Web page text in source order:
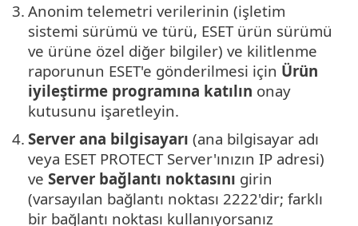
3. Anonim telemetri verilerinin (işletim
sistemi sürümü ve türü, ESET ürün sürümü
ve ürüne özel diğer bilgiler) ve kilitlenme
raporunun ESET'e gönderilmesi için Ürün
iyileştirme programına katılın onay
kutusunu işaretleyin.
4. Server ana bilgisayarı (ana bilgisayar adı
veya ESET PROTECT Server'ınızın IP adresi)
ve Server bağlantı noktasını girin
(varsayılan bağlantı noktası 2222'dir; farklı
bir bağlantı noktası kullanıyorsanız